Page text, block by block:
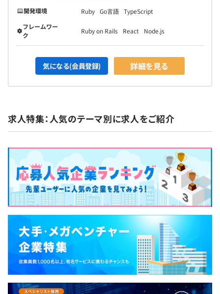
プロジェクトごとに選択、オブジェクト指向、アジャイ
Docker、Terraform、Amazon ECS、Datadog、Amazon
CloudWatch
Elasticsearch
開発環境
Ruby Go言語 TypeScript
フレームワー
ク
Ruby on Rails React Node.js
気になる(会員登録) 詳細を見る
求人特集：人気のテーマ別に求人をご紹介